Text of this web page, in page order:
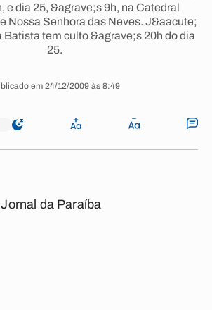
e dia 25, &agrave;s 9h, na Catedral
Nossa Senhora das Neves. J&aacute;
Batista tem culto &agrave;s 20h do dia
25.
em 24/12/2009 às 8:49
da Paraíba